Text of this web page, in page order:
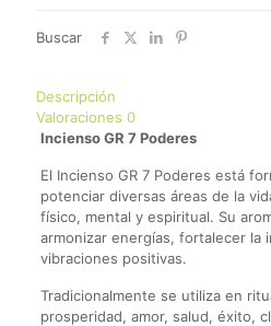
Buscar
Descripción
Valoraciones 0
Incienso GR 7 Poderes
El Incienso GR 7 Poderes está
potenciar diversas áreas de la
físico, mental y espiritual. Su
armonizar energías, fortalecer la
vibraciones positivas.
Tradicionalmente se utiliza en
prosperidad, amor, salud, éxito,